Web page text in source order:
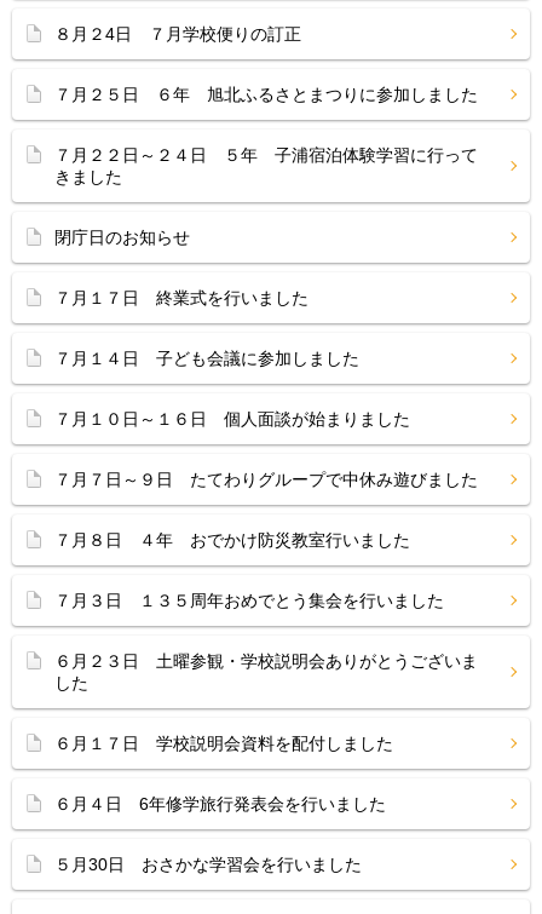
８月２4日 ７月学校便りの訂正
７月２５日 ６年 旭北ふるさとまつりに参加しました
７月２２日～２４日 ５年 子浦宿泊体験学習に行って
きました
閉庁日のお知らせ
７月１７日 終業式を行いました
７月１４日 子ども会議に参加しました
７月１０日～１６日 個人面談が始まりました
７月７日～９日 たてわりグループで中休み遊びました
７月８日 ４年 おでかけ防災教室行いました
７月３日 １３５周年おめでとう集会を行いました
６月２３日 土曜参観・学校説明会ありがとうございま
した
６月１７日 学校説明会資料を配付しました
６月４日 6年修学旅行発表会を行いました
５月30日 おさかな学習会を行いました